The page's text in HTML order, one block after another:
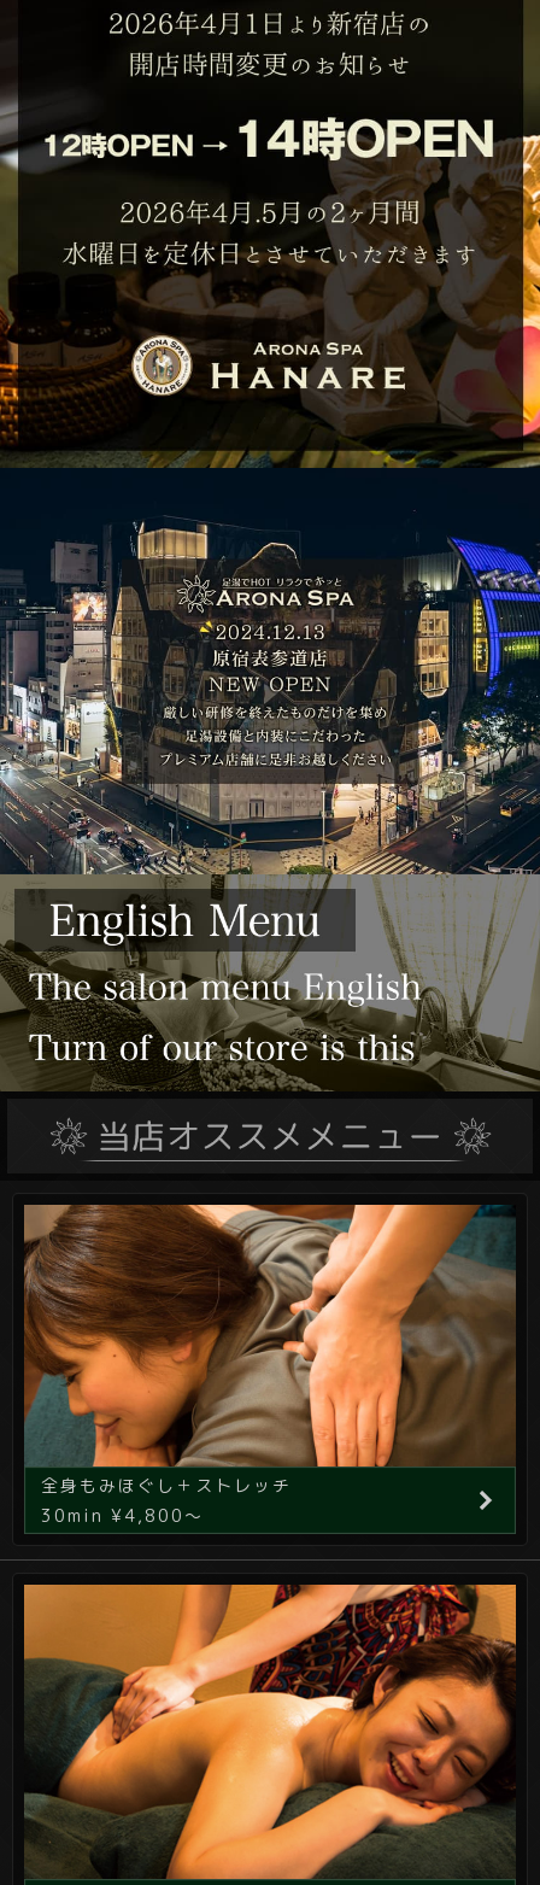
全身もみほぐし＋ストレッチ
30min ¥4,800～